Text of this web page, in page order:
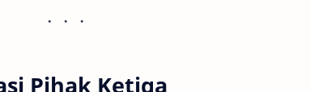
Pihak Ketiga